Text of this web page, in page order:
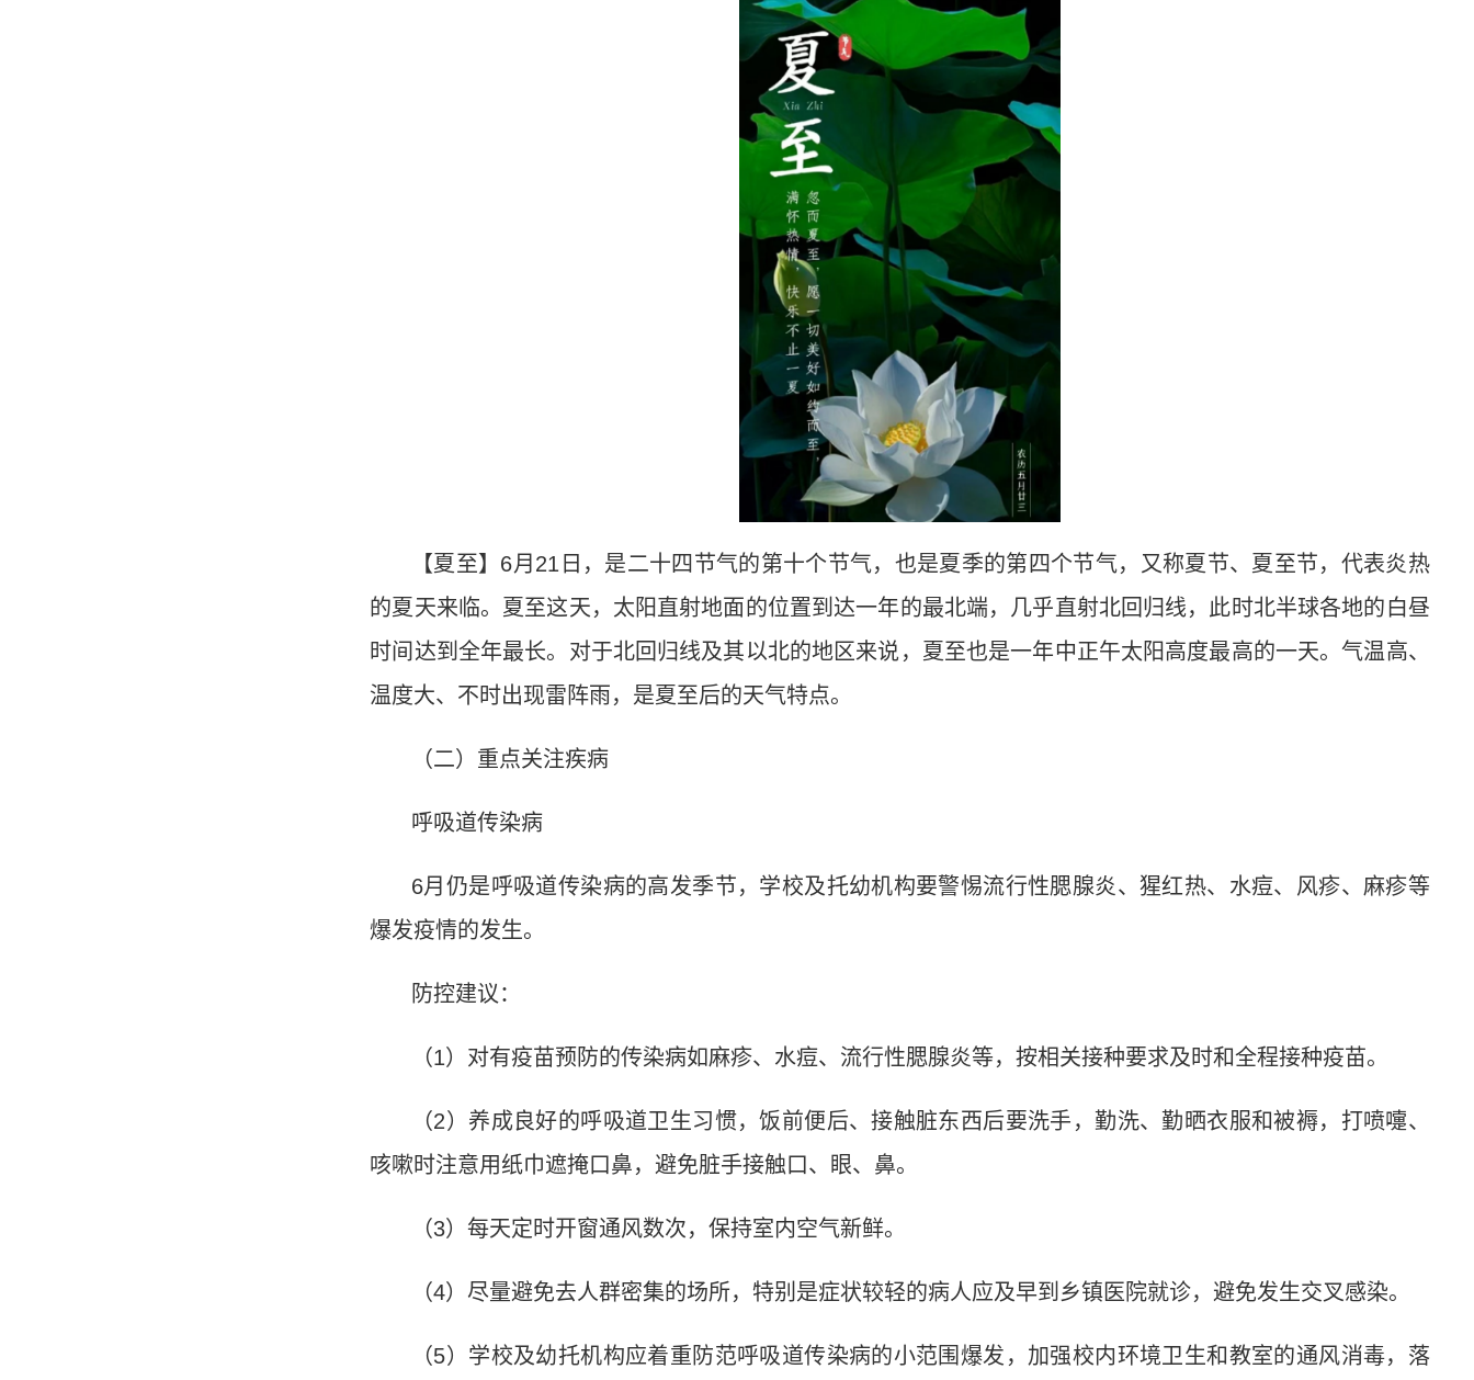
【夏至】 6月 21 日，是二十四节气的第十个节气，也是夏季的第四个节气，又称夏节、夏至节，代表炎热
的夏天来临。夏至这天，太阳直射地面的位置到达一年的最北端，几乎直射北回归线，此时北半球各地的白昼
时间达到全年最长。对于北回归线及其以北的地区来说，夏至也是一年中正午太阳高度最高的一天。气温高、
温度大、不时出现雷阵雨，是夏至后的天气特点。
（二）重点关注疾病
呼吸道传染病
6月仍是呼吸道传染病的高发季节，学校及托幼机构要警惕流行性腮腺炎、猩红热、水痘、风疹、麻疹等
爆发疫情的发生。
防控建议：
（1）对有疫苗预防的传染病如麻疹、水痘、流行性腮腺炎等，按相关接种要求及时和全程接种疫苗。
（2）养成良好的呼吸道卫生习惯，饭前便后、接触脏东西后要洗手，勤洗、勤晒衣服和被褥，打喷嚏、
咳嗽时注意用纸巾遮掩口鼻，避免脏手接触口、眼、鼻。
（3）每天定时开窗通风数次，保持室内空气新鲜。
（4）尽量避免去人群密集的场所，特别是症状较轻的病人应及早到乡镇医院就诊，避免发生交叉感染。
（5）学校及幼托机构应着重防范呼吸道传染病的小范围爆发，加强校内环境卫生和教室的通风消毒，落